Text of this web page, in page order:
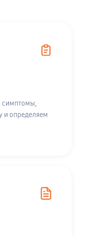
симптомы,
и определяем